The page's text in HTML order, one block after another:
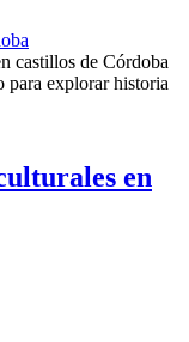
castillos de Córdoba
para explorar historia
en